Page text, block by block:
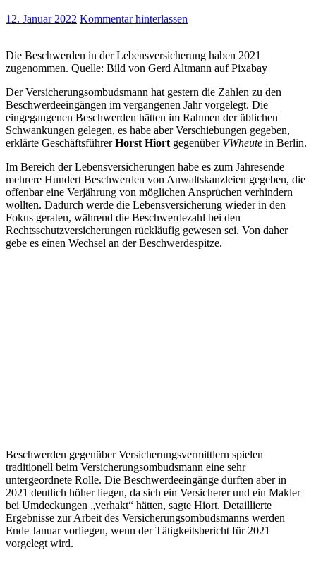
12. Januar 2022 Kommentar hinterlassen
Die Beschwerden in der Lebensversicherung haben 2021
zugenommen. Quelle: Bild von Gerd Altmann auf Pixabay
Der Versicherungsombudsmann hat gestern die Zahlen zu den
Beschwerdeeingängen im vergangenen Jahr vorgelegt. Die
eingegangenen Beschwerden hätten im Rahmen der üblichen
Schwankungen gelegen, es habe aber Verschiebungen gegeben,
erklärte GeschäftsführerHorst Hiortgegenüber VWheute in Berlin.
Im Bereich der Lebensversicherungen habe es zum Jahresende
mehrere Hundert Beschwerden von Anwaltskanzleien gegeben, die
offenbar eine Verjährung von möglichen Ansprüchen verhindern
wollten. Dadurch werde die Lebensversicherung wieder in den
Fokus geraten, während die Beschwerdezahl bei den
Rechtsschutzversicherungen rückläufig gewesen sei. Von daher
gebe es einen Wechsel an der Beschwerdespitze.
Beschwerden gegenüber Versicherungsvermittlern spielen
traditionell beim Versicherungsombudsmann eine sehr
untergeordnete Rolle. Die Beschwerdeeingänge dürften aber in
2021 deutlich höher liegen, da sich ein Versicherer und ein Makler
bei Umdeckungen „verhakt“ hätten, sagte Hiort. Detaillierte
Ergebnisse zur Arbeit des Versicherungsombudsmanns werden
Ende Januar vorliegen, wenn der Tätigkeitsbericht für 2021
vorgelegt wird.